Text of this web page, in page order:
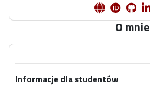
O mnie
Informacje dla studentów